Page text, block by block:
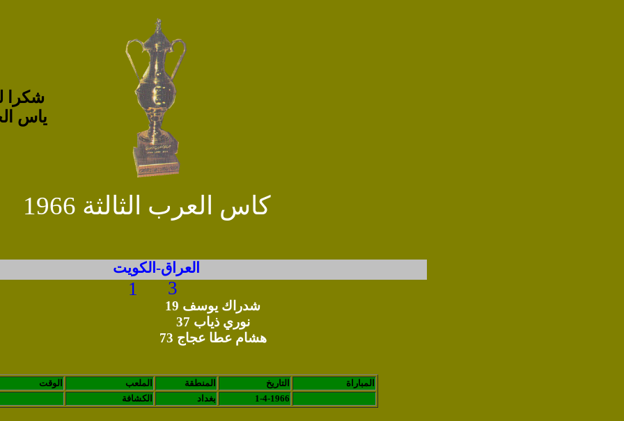
كاس العرب الثالثة 1966
العراق-الكويت
الوقت الملعب المنطقة التاريخ
المباراة
الكشافة
بغداد 1-4-1966
3
1
شدراك يوسف 19
نوري ذياب 37
هشام عطا عجاج 73
شكرا
ياس